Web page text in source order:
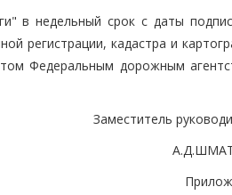
в недельный срок с даты
регистрации, кадастра и
Федеральным дорожным
Заместитель